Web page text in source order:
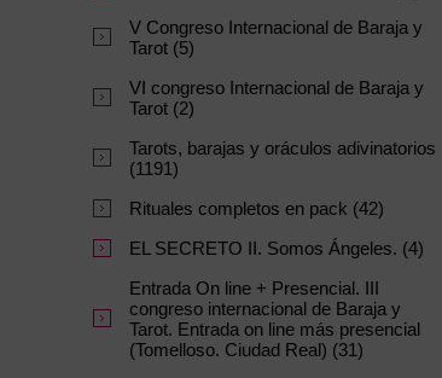
V Congreso Internacional de Baraja y
Tarot (5)
VI congreso Internacional de Baraja y
Tarot (2)
Tarots, barajas y oráculos adivinatorios
(1191)
Rituales completos en pack (42)
EL SECRETO II. Somos Ángeles. (4)
Entrada On line + Presencial. III
congreso internacional de Baraja y
Tarot. Entrada on line más presencial
(Tomelloso. Ciudad Real) (31)